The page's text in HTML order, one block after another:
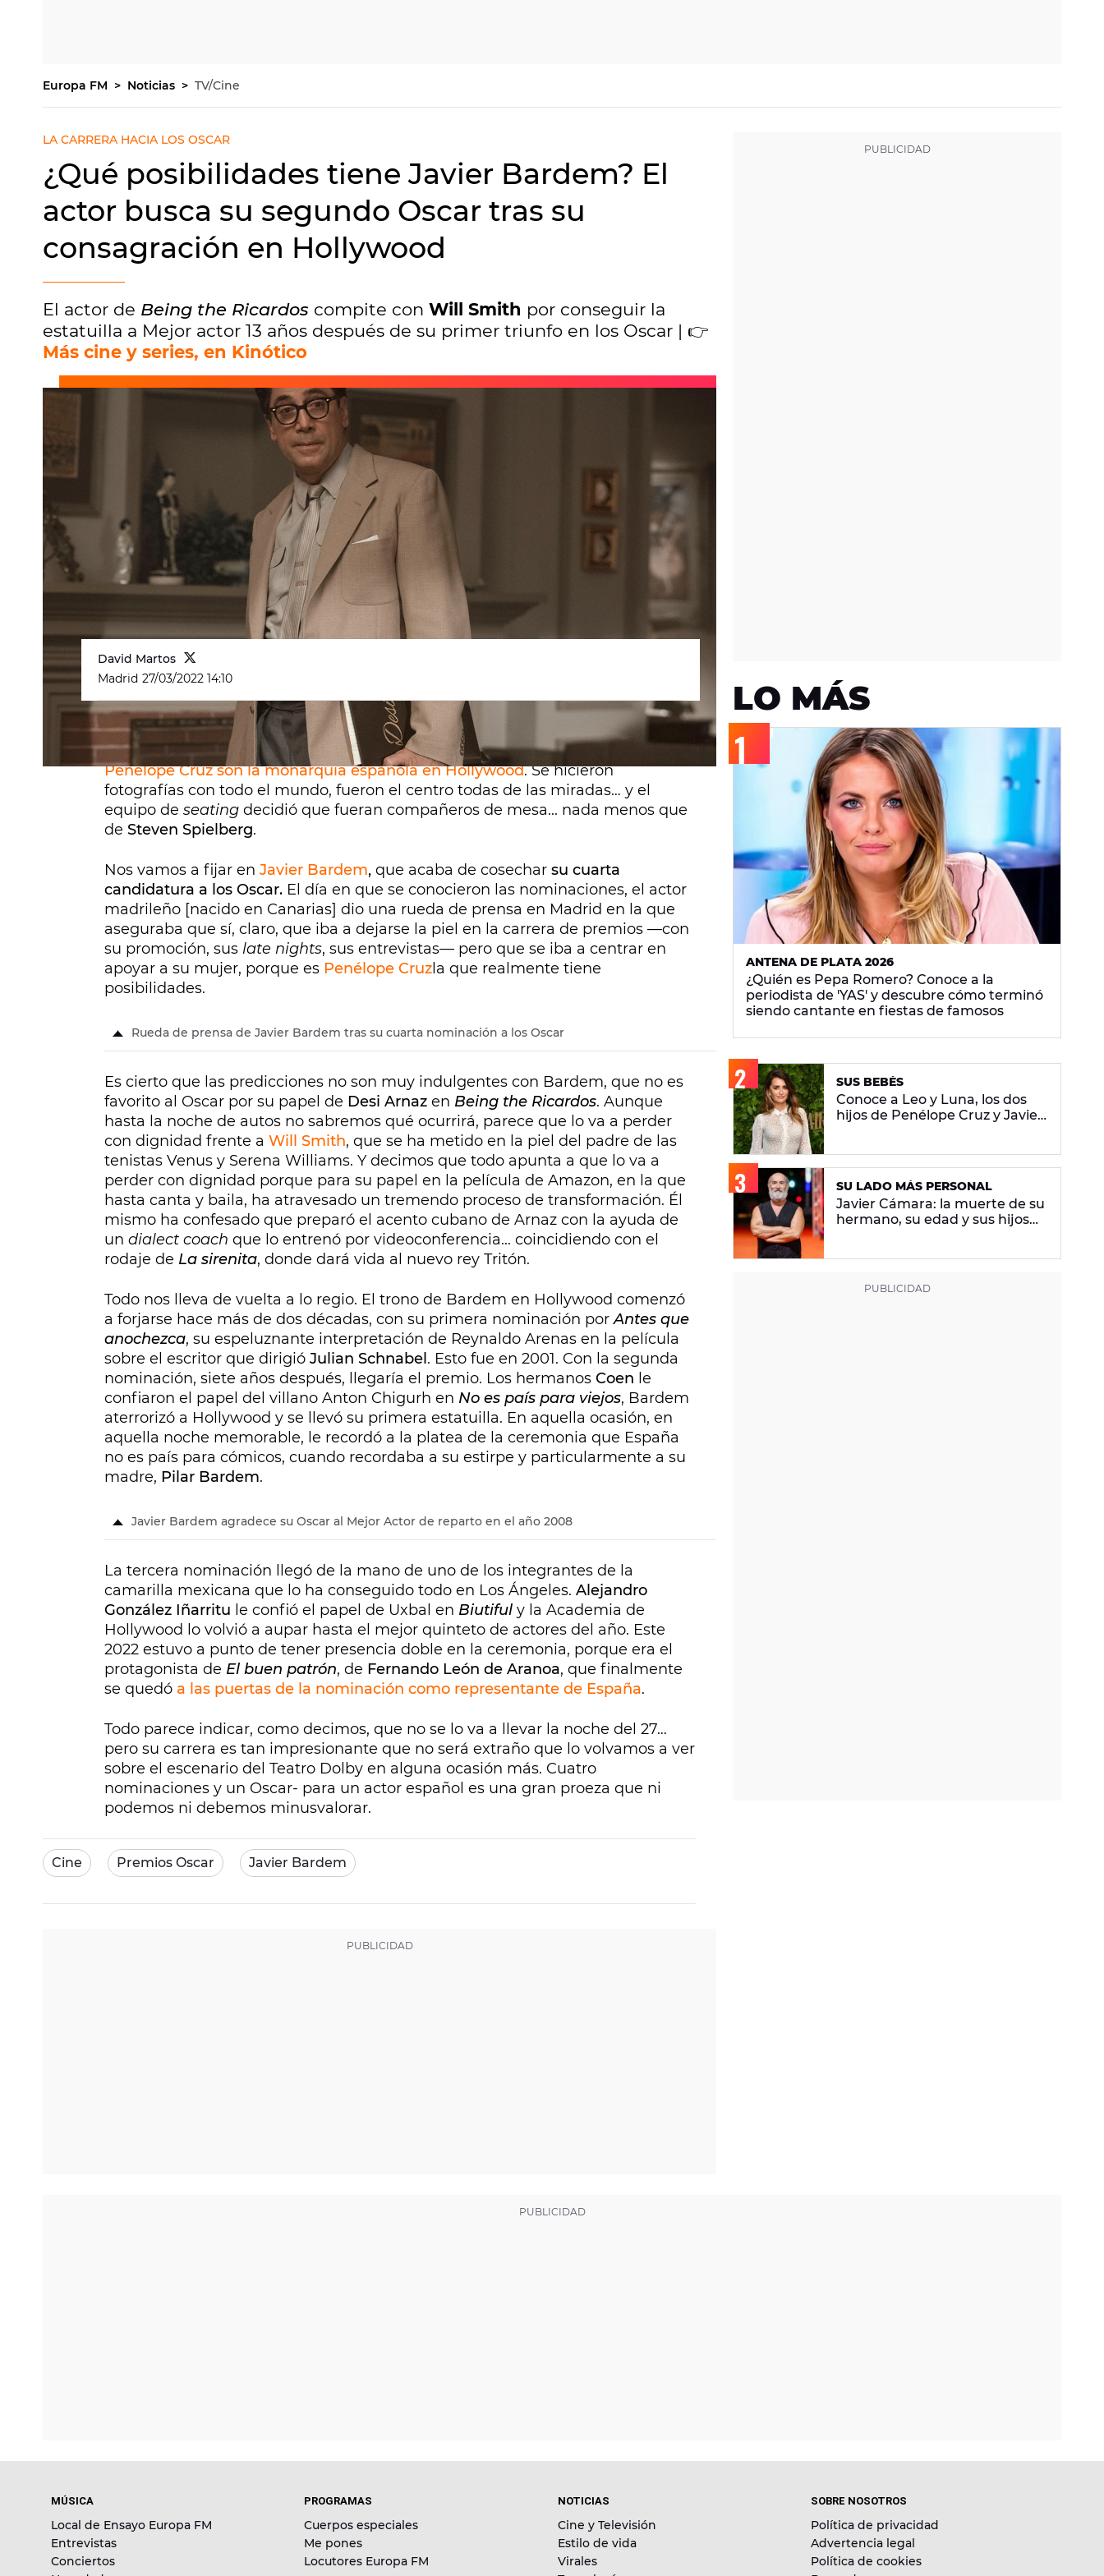
Europa FM Noticias TV/Cine
LA CARRERA HACIA LOS OSCAR
¿Qué posibilidades tiene Javier Bardem? El
actor busca su segundo Oscar tras su
consagración en Hollywood
El actor de Being the Ricardos compite con Will Smith por conseguir la
estatuilla a Mejor actor 13 años después de su primer triunfo en los Oscar | 👉
Más cine y series, en Kinótico
David Martos
Madrid 27/03/2022 14:10
Las imágenes del llamadoalmuerzo de los Oscar [para los entendidos, el
Luncheon] del pasado lunes 7 de marzo son la mejor prueba:Javier Bardem y
Penélope Cruz son la monarquía española en Hollywood. Se hicieron
fotografías con todo el mundo, fueron el centro todas de las miradas… y el
equipo de seating decidió que fueran compañeros de mesa... nada menos que
de Steven Spielberg.
Nos vamos a fijar en Javier Bardem, que acaba de cosechar su cuarta
candidatura a los Oscar. El día en que se conocieron las nominaciones, el actor
madrileño [nacido en Canarias] dio una rueda de prensa en Madrid en la que
aseguraba que sí, claro, que iba a dejarse la piel en la carrera de premios —con
su promoción, sus late nights, sus entrevistas— pero que se iba a centrar en
apoyar a su mujer, porque es Penélope Cruz la que realmente tiene
posibilidades.
Rueda de prensa de Javier Bardem tras su cuarta nominación a los Oscar
Es cierto que las predicciones no son muy indulgentes con Bardem, que no es
favorito al Oscar por su papel de Desi Arnaz en Being the Ricardos. Aunque
hasta la noche de autos no sabremos qué ocurrirá, parece que lo va a perder
con dignidad frente a Will Smith, que se ha metido en la piel del padre de las
tenistas Venus y Serena Williams. Y decimos que todo apunta a que lo va a
perder con dignidad porque para su papel en la película de Amazon, en la que
hasta canta y baila, ha atravesado un tremendo proceso de transformación. Él
mismo ha confesado que preparó el acento cubano de Arnaz con la ayuda de
un dialect coach que lo entrenó por videoconferencia... coincidiendo con el
rodaje de La sirenita, donde dará vida al nuevo rey Tritón.
Todo nos lleva de vuelta a lo regio. El trono de Bardem en Hollywood comenzó
a forjarse hace más de dos décadas, con su primera nominación porAntes que
anochezca, su espeluznante interpretación de Reynaldo Arenas en la película
sobre el escritor que dirigió Julian Schnabel . Esto fue en 2001. Con la segunda
nominación, siete años después, llegaría el premio. Los hermanos Coen le
confiaron el papel del villano Anton Chigurh en No es país para viejos, Bardem
aterrorizó a Hollywood y se llevó su primera estatuilla. En aquella ocasión, en
aquella noche memorable, le recordó a la platea de la ceremonia que España
no es país para cómicos, cuando recordaba a su estirpe y particularmente a su
madre, Pilar Bardem.
Javier Bardem agradece su Oscar al Mejor Actor de reparto en el año 2008
La tercera nominación llegó de la mano de uno de los integrantes de la
camarilla mexicana que lo ha conseguido todo en Los Ángeles. Alejandro
González Iñarritu le confió el papel de Uxbal en Biutiful y la Academia de
Hollywood lo volvió a aupar hasta el mejor quinteto de actores del año. Este
2022 estuvo a punto de tener presencia doble en la ceremonia, porque era el
protagonista de El buen patrón, de Fernando León de Aranoa, que finalmente
se quedó a las puertas de la nominación como representante de España.
Todo parece indicar, como decimos, que no se lo va a llevar la noche del 27…
pero su carrera es tan impresionante que no será extraño que lo volvamos a ver
sobre el escenario del Teatro Dolby en alguna ocasión más. Cuatro
nominaciones y un Oscar- para un actor español es una gran proeza que ni
podemos ni debemos minusvalorar.
Cine Premios Oscar Javier Bardem
LO MÁS
ANTENA DE PLATA 2026
¿Quién es Pepa Romero? Conoce a la
periodista de 'YAS' y descubre cómo terminó
siendo cantante en fiestas de famosos
SUS BEBÉS
Conoce a Leo y Luna, los dos
hijos de Penélope Cruz y Javier
SU LADO MÁS PERSONAL
Javier Cámara: la muerte de su
hermano, su edad y sus hijos
MÚSICA
Local de Ensayo Europa FM
Entrevistas
Conciertos
PROGRAMAS
Cuerpos especiales
Me pones
Locutores Europa FM
NOTICIAS
Cine y Televisión
Estilo de vida
Virales
SOBRE NOSOTROS
Política de privacidad
Advertencia legal
Política de cookies